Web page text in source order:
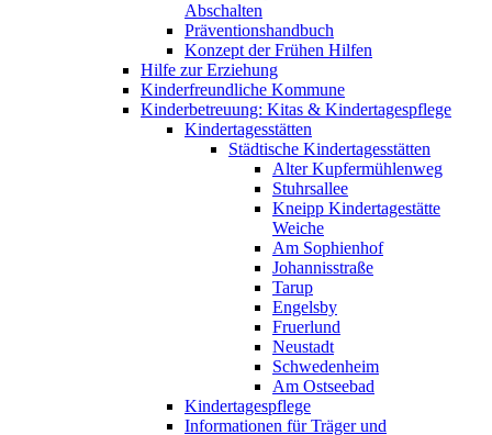
Abschalten
Präventionshandbuch
Konzept der Frühen Hilfen
Hilfe zur Erziehung
Kinderfreundliche Kommune
Kinderbetreuung: Kitas & Kindertagespflege
Kindertagesstätten
Städtische Kindertagesstätten
Alter Kupfermühlenweg
Stuhrsallee
Kneipp Kindertagestätte
Weiche
Am Sophienhof
Johannisstraße
Tarup
Engelsby
Fruerlund
Neustadt
Schwedenheim
Am Ostseebad
Kindertagespflege
Informationen für Träger und